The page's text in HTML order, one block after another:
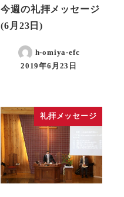
今週の礼拝メッセージ
(6月23日)
h-omiya-efc
2019年6月23日
礼拝メッセージ